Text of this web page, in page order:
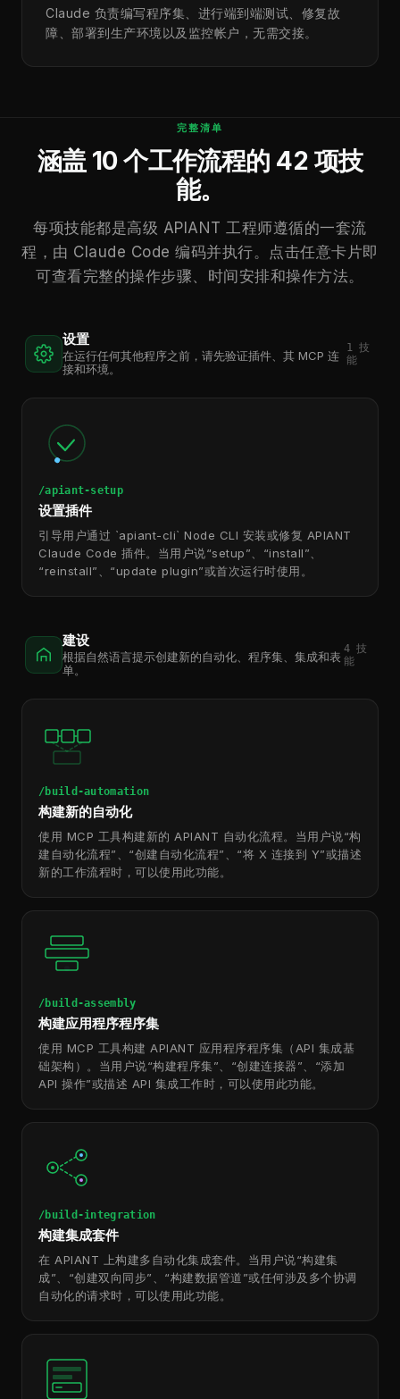
Claude 负责编写程序集、进行端到端测试、修复故
障、部署到生产环境以及监控帐户，无需交接。
完整清单
涵盖 10 个工作流程的 42 项技
能。
每项技能都是高级 APIANT 工程师遵循的一套流
程，由 Claude Code 编码并执行。点击任意卡片即
可查看完整的操作步骤、时间安排和操作方法。
设置
在运行任何其他程序之前，请先验证插件、其 MCP 连
接和环境。
1技
能
/apiant-setup
设置插件
引导用户通过 `apiant-cli` Node CLI 安装或修复 APIANT
Claude Code 插件。当用户说“setup”、“install”、
“reinstall”、“update plugin”或首次运行时使用。
建设
根据自然语言提示创建新的自动化、程序集、集成和表
单。
4技
能
/build-automation
构建新的自动化
使用 MCP 工具构建新的 APIANT 自动化流程。当用户说“构
建自动化流程”、“创建自动化流程”、“将 X 连接到 Y”或描述
新的工作流程时，可以使用此功能。
/build-assembly
构建应用程序程序集
使用 MCP 工具构建 APIANT 应用程序程序集（API 集成基
础架构）。当用户说“构建程序集”、“创建连接器”、“添加
API 操作”或描述 API 集成工作时，可以使用此功能。
/build-integration
构建集成套件
在 APIANT 上构建多自动化集成套件。当用户说“构建集
成”、“创建双向同步”、“构建数据管道”或任何涉及多个协调
自动化的请求时，可以使用此功能。